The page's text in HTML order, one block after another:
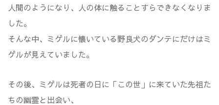
人間のようになり、人の体に触ることすらできなくなりま
した。
そんな中、ミゲルに懐いている野良犬のダンテにだけはミ
ゲルが見えていました。
その後、ミゲルは死者の日に「この世」に来ていた先祖た
ちの幽霊と出会い、